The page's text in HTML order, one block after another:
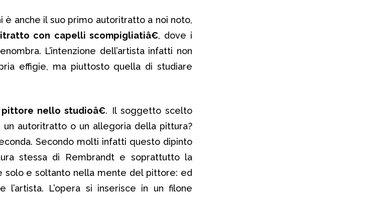
è anche il suo primo autoritratto a noi noto,
con capelli scompigliatiâ€, dove i
L’intenzione dell’artista infatti non
effigie, ma piuttosto quella di studiare
nello studioâ€. Il soggetto scelto
un autoritratto o un allegoria della pittura?
Secondo molti infatti questo dipinto
stessa di Rembrandt e soprattutto la
solo e soltanto nella mente del pittore: ed
L’opera si inserisce in un filone